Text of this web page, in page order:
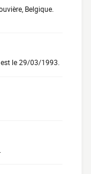
Belgique.
le 29/03/1993.